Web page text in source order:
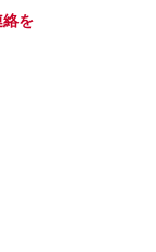
絡を